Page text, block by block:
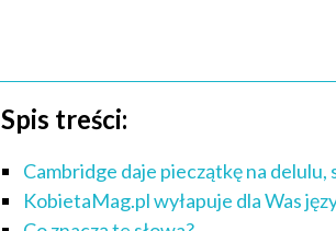
Spis treści:
Cambridge daje pieczątkę na
KobietaMag.pl wyłapuje dla Was